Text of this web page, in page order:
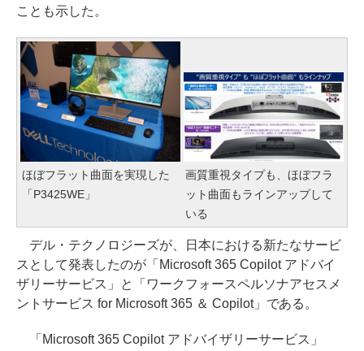
ことも示した。
ほぼフラット曲面を実現した
「P3425WE」
画質重視タイプも、ほぼフラ
ット曲面もラインアップして
いる
デル・テクノロジーズが、日本における新たなサービ
スとして発表したのが「Microsoft 365 Copilot アドバイ
ザリーサービス」と「ワークフォースペルソナアセスメ
ントサービス for Microsoft 365 ＆ Copilot」である。
「Microsoft 365 Copilot アドバイザリーサービス」